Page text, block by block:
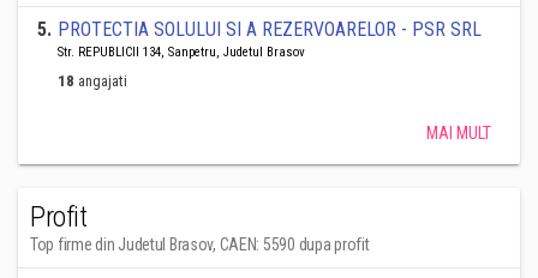
5. PROTECTIA SOLULUI SI A REZERVOARELOR - PSR SRL
Str. REPUBLICII 134, Sanpetru, Judetul Brasov
18 angajati
MAI MULT
Profit
Top firme din Judetul Brasov, CAEN: 5590 dupa profit